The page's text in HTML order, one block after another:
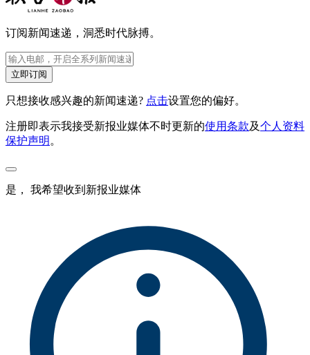
订阅新闻速递，洞悉时代脉搏。
立即订阅
只想接收感兴趣的新闻速递? 点击设置您的偏好。
注册即表示我接受新报业媒体不时更新的使用条款及个人资料
保护声明 。
是， 我希望收到新报业媒体